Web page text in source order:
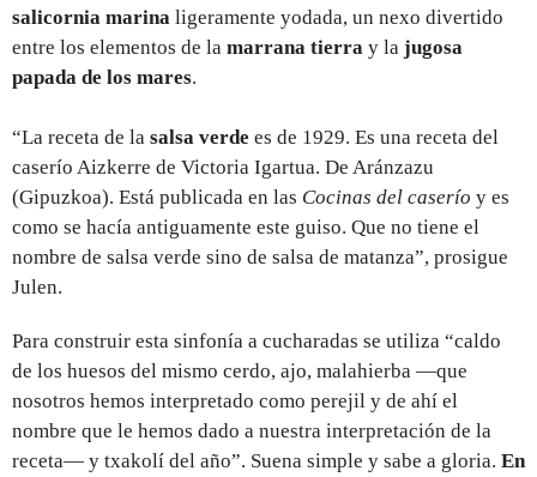
salicornia marina ligeramente yodada, un nexo divertido
entre los elementos de la marrana tierra y la jugosa
papada de los mares.
“La receta de la salsa verde es de 1929. Es una receta del
caserío Aizkerre de Victoria Igartua. De Aránzazu
(Gipuzkoa). Está publicada en las Cocinas del caserío y es
como se hacía antiguamente este guiso. Que no tiene el
nombre de salsa verde sino de salsa de matanza”, prosigue
Julen.
Para construir esta sinfonía a cucharadas se utiliza “caldo
de los huesos del mismo cerdo, ajo, malahierba —que
nosotros hemos interpretado como perejil y de ahí el
nombre que le hemos dado a nuestra interpretación de la
receta— y txakolí del año”. Suena simple y sabe a gloria. En